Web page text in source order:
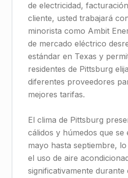
de electricidad,
cliente, usted trabajará
minorista como Ambit
de mercado eléctrico
estándar en Texas y
residentes de Pittsburg
diferentes proveedores
mejores tarifas.
El clima de Pittsburg
cálidos y húmedos que se
mayo hasta septiembre,
el uso de aire
significativamente durante